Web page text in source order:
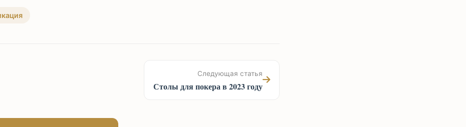
Следующая статья
Столы для покера в 2023 году